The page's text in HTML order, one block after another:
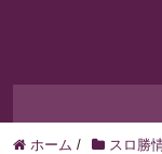
ホーム / スロ勝